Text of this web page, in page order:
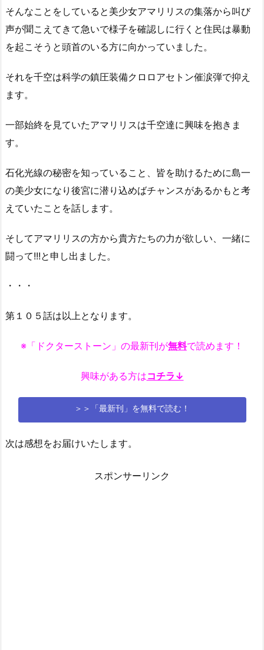
そんなことをしていると美少女アマリリスの集落から叫び
声が聞こえてきて急いで様子を確認しに行くと住民は暴動
を起こそうと頭首のいる方に向かっていました。
それを千空は科学の鎮圧装備クロロアセトン催涙弾で抑え
ます。
一部始終を見ていたアマリリスは千空達に興味を抱きま
す。
石化光線の秘密を知っていること、皆を助けるために島一
の美少女になり後宮に潜り込めばチャンスがあるかもと考
えていたことを話します。
そしてアマリリスの方から貴方たちの力が欲しい、一緒に
闘って!!!と申し出ました。
・・・
第１０５話は以上となります。
※「ドクターストーン」の最新刊が無料で読めます！
興味がある方はコチラ↓
＞＞「最新刊」を無料で読む！
次は感想をお届けいたします。
スポンサーリンク